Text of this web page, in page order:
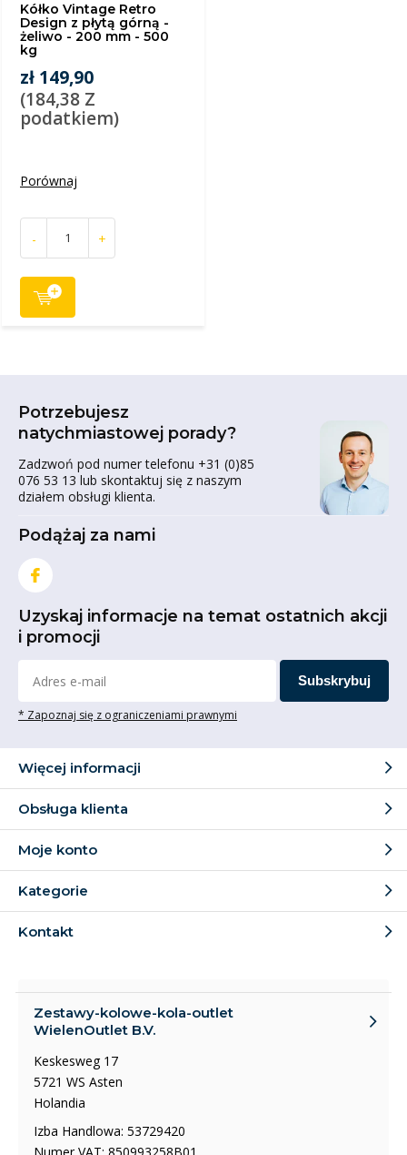
Kółko Vintage Retro
Design z płytą górną -
żeliwo - 200 mm - 500
kg
zł 149,90
(184,38 Z
podatkiem)
Porównaj
- +
Potrzebujesz
natychmiastowej porady?
Zadzwoń pod numer telefonu +31 (0)85
076 53 13 lub skontaktuj się z naszym
działem obsługi klienta.
Podążaj za nami
Uzyskaj informacje na temat ostatnich akcji
i promocji
Subskrybuj
* Zapoznaj się z ograniczeniami prawnymi
Więcej informacji
Obsługa klienta
Moje konto
Kategorie
Kontakt
Zestawy-kolowe-kola-outlet
WielenOutlet B.V.
Keskesweg 17
5721 WS Asten
Holandia
Izba Handlowa: 53729420